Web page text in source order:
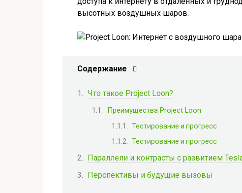
высотных воздушных шаров.
Содержание
Что такое Project Loon?
Преимущества Project Loon
Тестирование и прогресс
Тестирование и прогресс
Параллели и контрасты с развитием
Перспективы и будущие вызовы